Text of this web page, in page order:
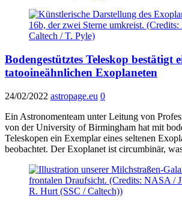
Bodengestütztes Teleskop bestätigt
tatooineähnlichen Exoplaneten
24/02/2022 astropage.eu 0
Ein Astronomenteam unter Leitung von
von der University of Birmingham hat mit
Teleskopen ein Exemplar eines seltenen
beobachtet. Der Exoplanet ist circumbinär,